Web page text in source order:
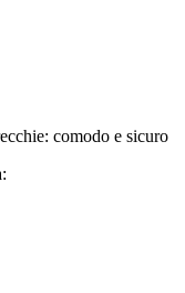
comodo e sicuro